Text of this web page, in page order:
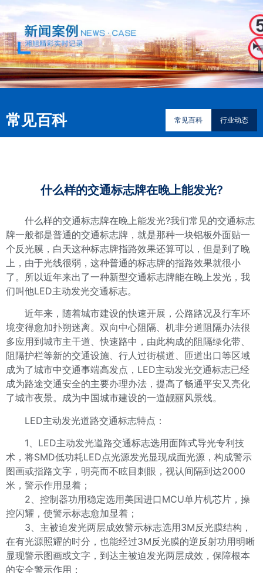
常见百科 常见百科 行业动态
什么样的交通标志牌在晚上能发光?
什么样的交通标志牌在晚上能发光?我们常见的交通标志
牌一般都是普通的交通标志牌，就是那种一块铝板外面贴一
个反光膜，白天这种标志牌指路效果还算可以，但是到了晚
上，由于光线很弱，这种普通的标志牌的指路效果就很小
了。所以近年来出了一种新型交通标志牌能在晚上发光，我
们叫他LED主动发光交通标志。
近年来，随着城市建设的快速开展，公路路况及行车环
境变得愈加扑朔迷离。双向中心阻隔、机非分道阻隔办法很
多应用到城市主干道、快速路中，由此构成的阻隔绿化带、
阻隔护栏等新的交通设施、行人过街横道、匝道出口等区域
成为了城市中交通事端高发点，LED主动发光交通标志已经
成为路途交通安全的主要办理办法，提高了畅通平安又亮化
了城市夜景。成为中国城市建设的一道靓丽风景线。
LED主动发光道路交通标志特点：
1、LED主动发光道路交通标志选用面阵式导光专利技
术，将SMD低功耗LED点光源发光显现成面光源，构成警示
图画或指路文字，明亮而不眩目刺眼，视认间隔到达2000
米，警示作用显着；
2、控制器功用稳定选用美国进口MCU单片机芯片，操
控闪耀，使警示标志愈加显着；
3、主被迫发光两层成效警示标志选用3M反光膜结构，
在有光源照耀的时分，也能经过3M反光膜的逆反射功用明晰
显现警示图画或文字，到达主被迫发光两层成效，保障根本
的安全警示作用；